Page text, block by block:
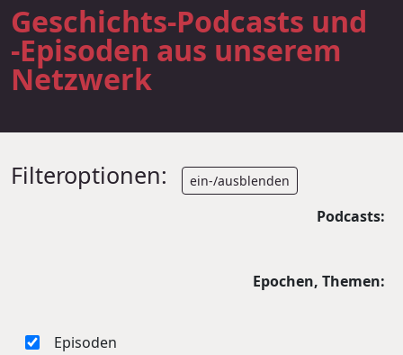
Geschichts-Podcasts und
-Episoden aus unserem
Netzwerk
Filteroptionen: ein-/ausblenden
Podcasts:
Epochen, Themen:
Episoden